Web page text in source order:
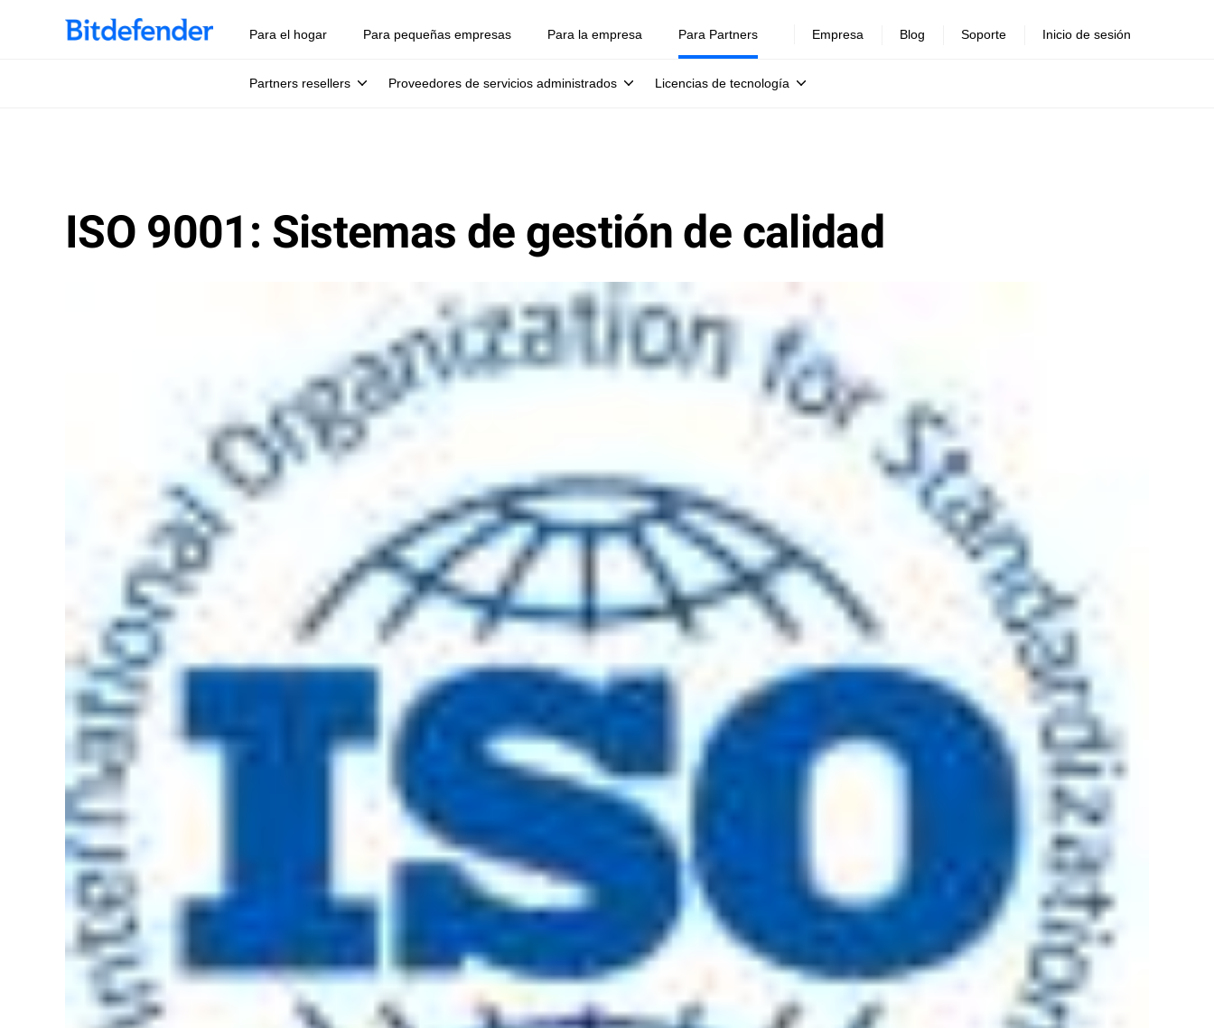
Para el hogar Para pequeñas empresas Para la empresa Para Partners
Partners resellers Proveedores de servicios administrados Licencias de tecnología
Empresa Blog Soporte Inicio de sesión
ISO 9001: Sistemas de gestión de calidad